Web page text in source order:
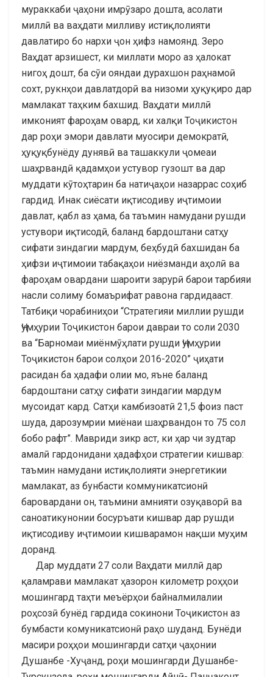
мураккаби ҷаҳони имрӯзаро дошта, асолати
миллӣ ва ваҳдати милливу истиқлолияти
давлатиро бо нархи ҷон ҳифз намоянд. Зеро
Ваҳдат арзишест, ки миллати моро аз ҳалокат
нигоҳ дошт, ба сӯи ояндаи дурахшон раҳнамоӣ
сохт, рукнҳои давлатдорӣ ва низоми ҳуқуқиро дар
мамлакат таҳким бахшид. Ваҳдати миллӣ
имконият фароҳам овард, ки халқи Тоҷикистон
дар роҳи эмори давлати муосири демократӣ,
ҳуқуқбунёду дунявӣ ва ташаккули ҷомеаи
шаҳрвандӣ қадамҳои устувор гузошт ва дар
муддати кӯтоҳтарин ба натиҷаҳои назаррас соҳиб
гардид. Инак сиёсати иқтисодиву иҷтимоии
давлат, қабл аз ҳама, ба таъмин намудани рушди
устувори иқтисодӣ, баланд бардоштани сатҳу
сифати зиндагии мардум, беҳбудӣ бахшидан ба
ҳифзи иҷтимоии табақаҳои ниёзманди аҳолӣ ва
фароҳам овардани шароити зарурӣ барои тарбияи
насли солиму бомаърифат равона гардидааст.
Татбиқи чорабиниҳои “Стратегияи миллии рушди
Ҷумҳурии Тоҷикистон барои давраи то соли 2030
ва “Барномаи миёнмӯҳлати рушди Ҷумҳурии
Тоҷикистон барои солҳои 2016-2020” ҷиҳати
расидан ба ҳадафи олии мо, яъне баланд
бардоштани сатҳу сифати зиндагии мардум
мусоидат кард. Сатҳи камбизоатӣ 21,5 фоиз паст
шуда, дарозумрии миёнаи шаҳрвандон то 75 сол
бобо рафт”. Мавриди зикр аст, ки ҳар чи зудтар
амалӣ гардонидани ҳадафҳои стратегии кишвар:
таъмин намудани истиқлолияти энергетикии
мамлакат, аз бунбасти коммуникатсионӣ
баровардани он, таъмини амнияти озуқаворӣ ва
саноатикунонии босуръати кишвар дар рушди
иқтисодиву иҷтимоии кишварамон нақши муҳим
доранд.
Дар муддати 27 соли Ваҳдати миллӣ дар
қаламрави мамлакат ҳазорон километр роҳҳои
мошингард таҳти меъёрҳои байналмилалии
роҳсозӣ бунёд гардида сокинони Тоҷикистон аз
бумбасти комуникатсионӣ раҳо шуданд. Бунёди
масири роҳҳои мошингарди сатҳи ҷаҳонии
Душанбе -Хуҷанд, роҳи мошингарди Душанбе-